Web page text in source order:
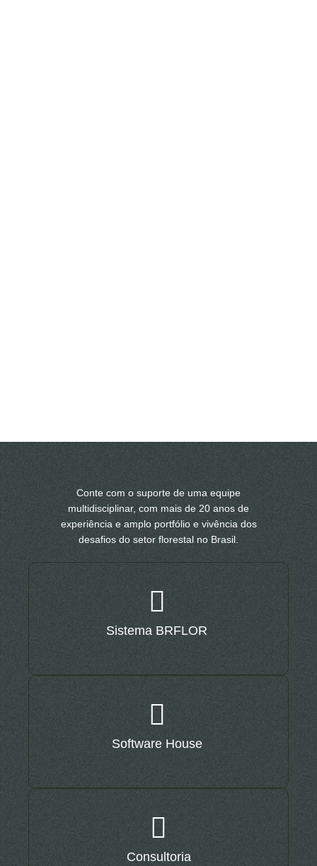
Conte com o suporte de uma equipe
multidisciplinar, com mais de 20 anos de
experiência e amplo portfólio e vivência dos
desafios do setor florestal no Brasil.
Sistema BRFLOR
Software House
Consultoria